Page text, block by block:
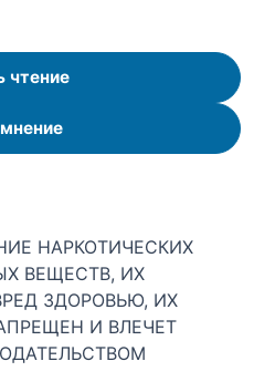
чтение
НАРКОТИЧЕСКИХ
ВЕЩЕСТВ, ИХ
ЗДОРОВЬЮ, ИХ
И ВЛЕЧЕТ